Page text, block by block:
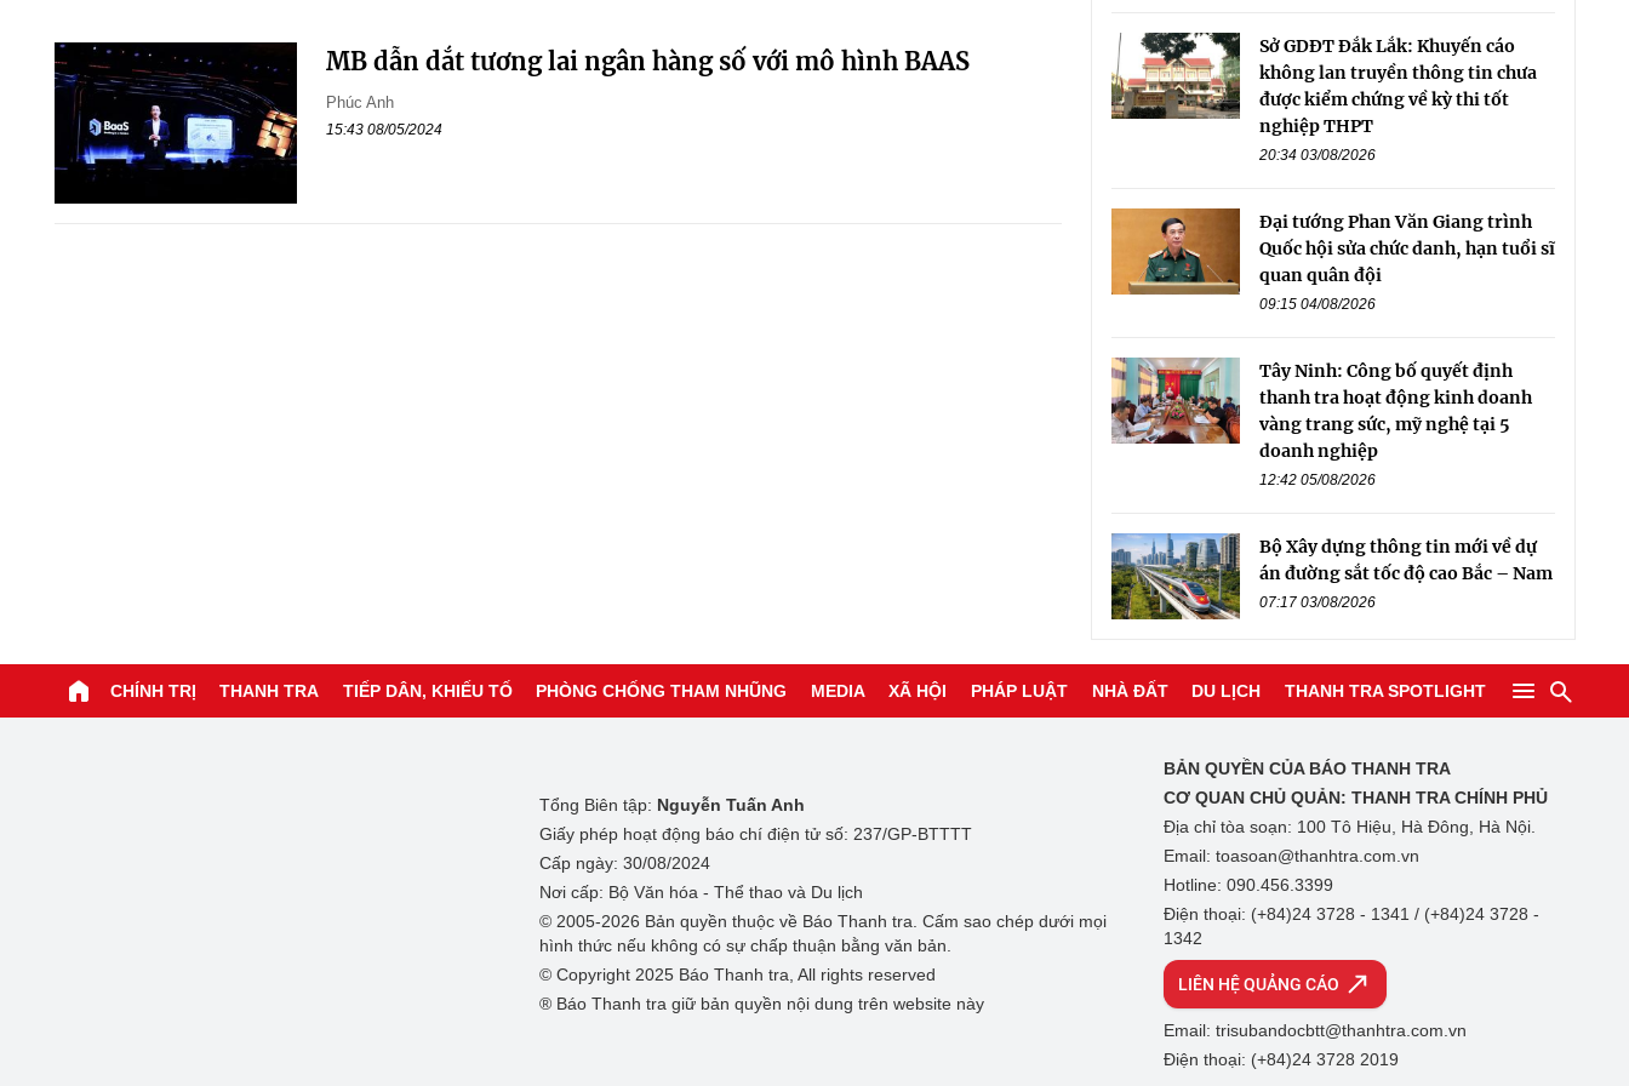
MB dẫn dắt tương lai ngân hàng số với mô hình BAAS
Phúc Anh
15:43 08/05/2024
Sở GDĐT Đắk Lắk: Khuyến cáo
không lan truyền thông tin chưa
được kiểm chứng về kỳ thi tốt
nghiệp THPT
20:34 03/08/2026
Đại tướng Phan Văn Giang trình
Quốc hội sửa chức danh, hạn tuổi sĩ
quan quân đội
09:15 04/08/2026
Tây Ninh: Công bố quyết định
thanh tra hoạt động kinh doanh
vàng trang sức, mỹ nghệ tại 5
doanh nghiệp
12:42 05/08/2026
Bộ Xây dựng thông tin mới về dự
án đường sắt tốc độ cao Bắc – Nam
07:17 03/08/2026
CHÍNH TRỊ THANH TRA TIẾP DÂN, KHIẾU TỐ PHÒNG CHỐNG THAM NHŨNG MEDIA XÃ HỘI PHÁP LUẬT NHÀ ĐẤT DU LỊCH THANH TRA SPOTLIGHT
Tổng Biên tập: Nguyễn Tuấn Anh
Giấy phép hoạt động báo chí điện tử số: 237/GP-BTTTT
Cấp ngày: 30/08/2024
Nơi cấp: Bộ Văn hóa - Thể thao và Du lịch
© 2005-2026 Bản quyền thuộc về Báo Thanh tra. Cấm sao chép dưới mọi
hình thức nếu không có sự chấp thuận bằng văn bản.
© Copyright 2025 Báo Thanh tra, All rights reserved
® Báo Thanh tra giữ bản quyền nội dung trên website này
BẢN QUYỀN CỦA BÁO THANH TRA
CƠ QUAN CHỦ QUẢN: THANH TRA CHÍNH PHỦ
Địa chỉ tòa soạn: 100 Tô Hiệu, Hà Đông, Hà Nội.
Email: toasoan@thanhtra.com.vn
Hotline: 090.456.3399
Điện thoại: (+84)24 3728 - 1341 / (+84)24 3728 -
1342
LIÊN HỆ QUẢNG CÁO
Email: trisubandocbtt@thanhtra.com.vn
Điện thoại: (+84)24 3728 2019